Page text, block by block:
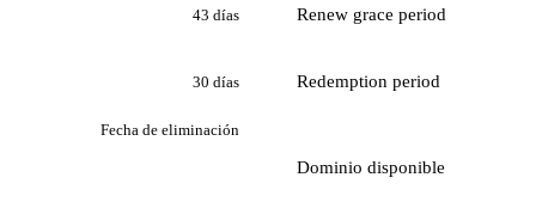
43 días Renew grace period
30 días Redemption period
Fecha de eliminación
Dominio disponible